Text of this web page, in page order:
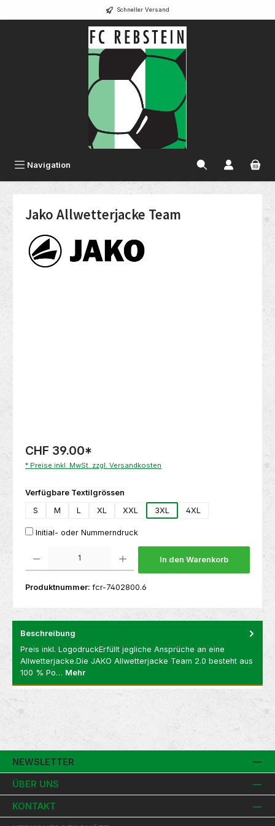
Schneller Versand
Navigation
Jako Allwetterjacke Team
CHF 39.00*
* Preise inkl. MwSt. zzgl. Versandkosten
Verfügbare Textilgrössen
S
M L XL XXL 3XL 4XL
Initial- oder Nummerndruck
Produkt Anzahl: Gib den gewünschten Wert ein oder benutze die Schaltflächen um
In den Warenkorb
Produktnummer: fcr-7402800.6
Beschreibung
Preis inkl. LogodruckErfüllt jegliche Ansprüche an eine
Allwetterjacke.Die JAKO Allwetterjacke Team 2.0 besteht aus
100 % Po… Mehr
NEWSLETTER
ÜBER UNS
KONTAKT